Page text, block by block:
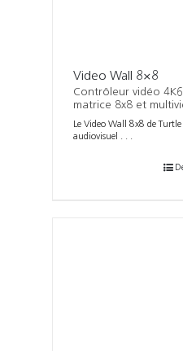
Video Wall 8×8
Contrôleur vidéo
matrice 8x8 et
Le Video Wall 8x8 de
audiovisuel . . .